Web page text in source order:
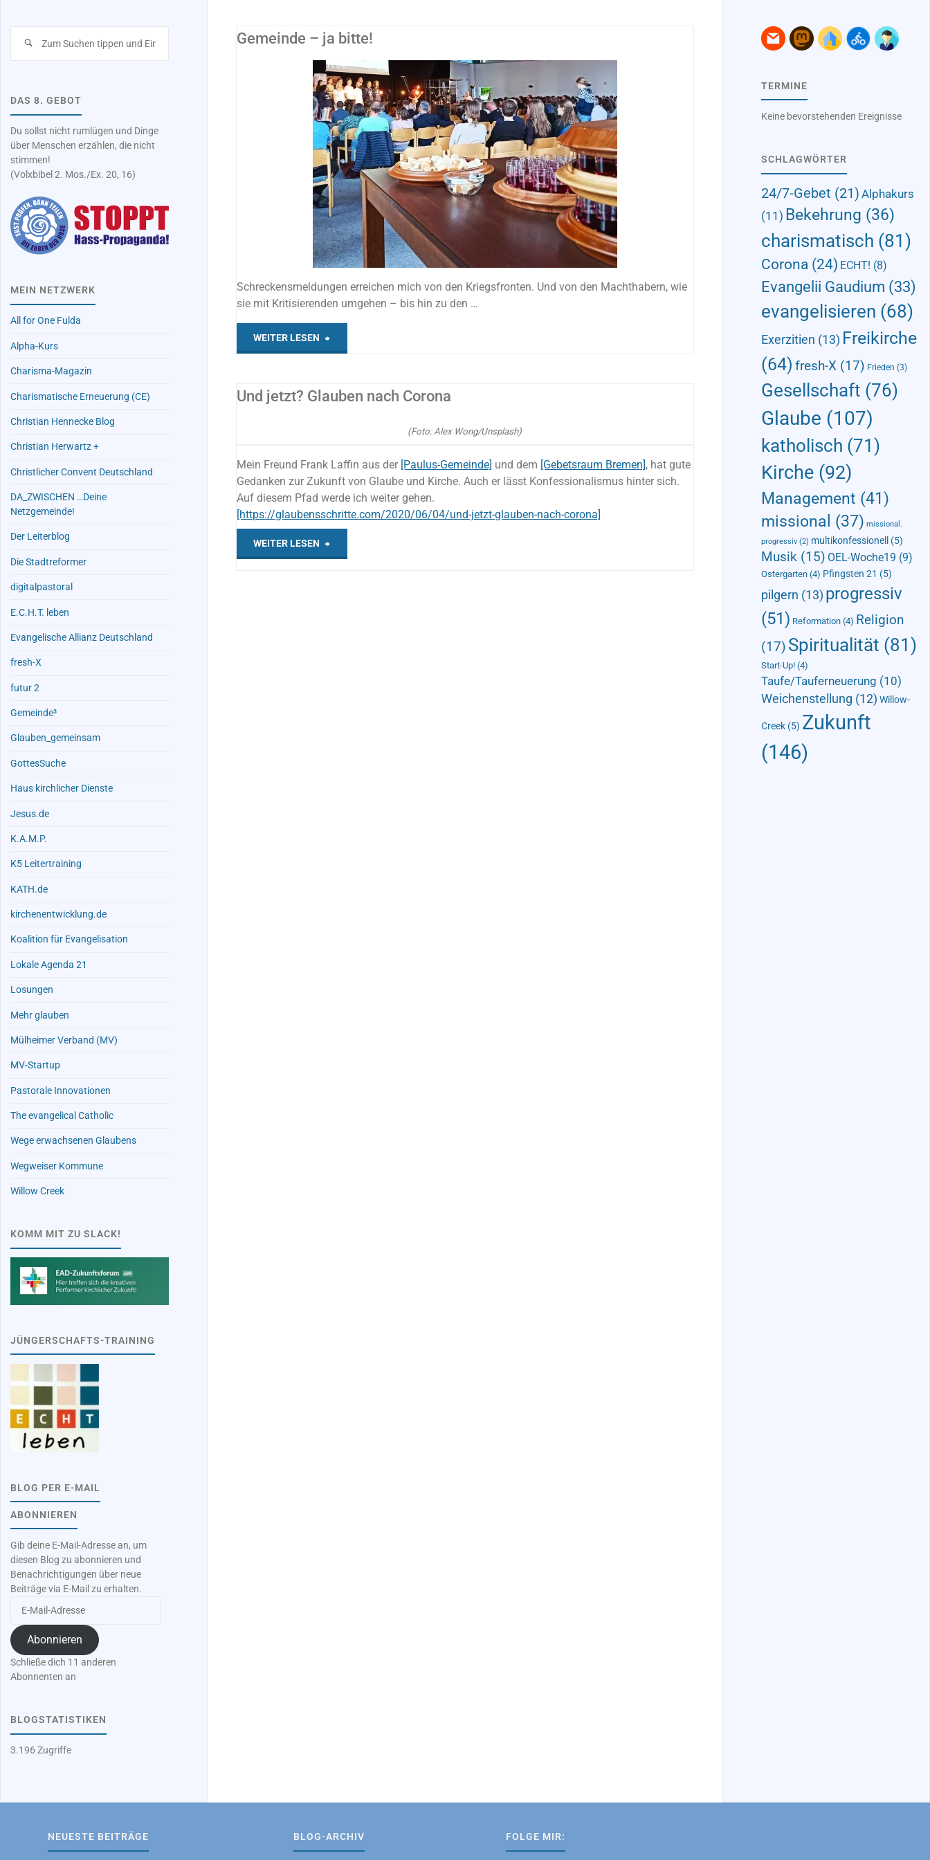
Gemeinde – ja bitte!
Schreckensmeldungen erreichen mich von den Kriegsfronten. Und von den Machthabern, wie
sie mit Kritisierenden umgehen – bis hin zu den …
WEITER LESEN "Gemeinde
ja
Und jetzt? Glauben nach Corona
(Foto: Alex Wong/Unsplash)
Mein Freund Frank Laffin aus der [Paulus-Gemeinde] und dem [Gebetsraum Bremen], hat gute
Gedanken zur Zukunft von Glaube und Kirche. Auch er lässt Konfessionalismus hinter sich.
Auf diesem Pfad werde ich weiter gehen.
[https://glaubensschritte.com/2020/06/04/und-jetzt-glauben-nach-corona]
WEITER LESEN „Und
DAS 8. GEBOT
Du sollst nicht rumlügen und Dinge
über Menschen erzählen, die nicht
stimmen!
(Volxbibel 2. Mos./Ex. 20, 16)
MEIN NETZWERK
All for One Fulda
Alpha-Kurs
Charisma-Magazin
Charismatische Erneuerung (CE)
Christian Hennecke Blog
Christian Herwartz +
Christlicher Convent Deutschland
DA_ZWISCHEN …Deine
Netzgemeinde!
Der Leiterblog
Die Stadtreformer
digitalpastoral
E.C.H.T. leben
Evangelische Allianz Deutschland
fresh-X
futur 2
Gemeinde³
Glauben_gemeinsam
GottesSuche
Haus kirchlicher Dienste
Jesus.de
K.A.M.P.
K5 Leitertraining
KATH.de
kirchenentwicklung.de
Koalition für Evangelisation
Lokale Agenda 21
Losungen
Mehr glauben
Mülheimer Verband (MV)
MV-Startup
Pastorale Innovationen
The evangelical Catholic
Wege erwachsenen Glaubens
Wegweiser Kommune
Willow Creek
KOMM MIT ZU SLACK!
JÜNGERSCHAFTS-TRAINING
BLOG PER E-MAIL
ABONNIEREN
Gib deine E-Mail-Adresse an, um
diesen Blog zu abonnieren und
Benachrichtigungen über neue
Beiträge via E-Mail zu erhalten.
Mail-
Adresse
Abonnieren
Schließe dich 11 anderen
Abonnenten an
BLOGSTATISTIKEN
3.196 Zugriffe
TERMINE
Keine bevorstehenden Ereignisse
SCHLAGWÖRTER
24/7-Gebet (21) Alphakurs
(11) Bekehrung (36)
charismatisch (81)
Corona(24) ECHT! (8)
Evangelii Gaudium (33)
evangelisieren (68)
Exerzitien (13) Freikirche
(64) fresh-X(17) Frieden (3)
Gesellschaft (76)
Glaube (107)
katholisch (71)
Kirche(92)
Management (41)
missional (37) missional.
progressiv(2) multikonfessionell (5)
Musik(15) OEL-Woche19 (9)
Ostergarten(4) Pfingsten 21 (5)
pilgern (13) progressiv
(51) Reformation(4) Religion
(17) Spiritualität (81)
Start-Up!(4)
Taufe/Tauferneuerung (10)
Weichenstellung (12) Willow-
Creek(5) Zukunft
(146)
NEUESTE BEITRÄGE BLOG-ARCHIV FOLGE MIR: